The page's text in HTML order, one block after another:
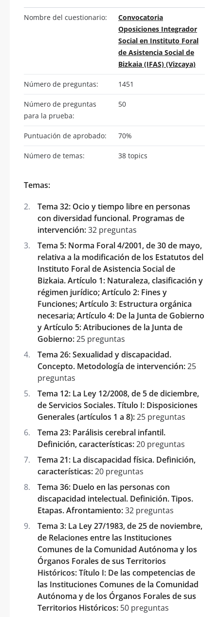
Nombre del cuestionario:
Convocatoria
Oposiciones Integrador
Social en Instituto Foral
de Asistencia Social de
Bizkaia (IFAS) (Vizcaya)
Número de preguntas: 1451
Número de preguntas
para la prueba:
50
Puntuación de aprobado: 70%
Número de temas: 38 topics
Temas:
Tema 32: Ocio y tiempo libre en personas
con diversidad funcional. Programas de
intervención:32 preguntas
Tema 5: Norma Foral 4/2001, de 30 de mayo,
relativa a la modificación de los Estatutos del
Instituto Foral de Asistencia Social de
Bizkaia. Artículo 1: Naturaleza, clasificación y
régimen jurídico; Artículo 2: Fines y
Funciones; Artículo 3: Estructura orgánica
necesaria; Artículo 4: De la Junta de Gobierno
y Artículo 5: Atribuciones de la Junta de
Gobierno:25 preguntas
Tema 26: Sexualidad y discapacidad.
Concepto. Metodología de intervención:25
preguntas
Tema 12: La Ley 12/2008, de 5 de diciembre,
de Servicios Sociales. Título I: Disposiciones
Generales (artículos 1 a 8):25 preguntas
Tema 23: Parálisis cerebral infantil.
Definición, características:20 preguntas
Tema 21: La discapacidad física. Definición,
características:20 preguntas
Tema 36: Duelo en las personas con
discapacidad intelectual. Definición. Tipos.
Etapas. Afrontamiento:32 preguntas
Tema 3: La Ley 27/1983, de 25 de noviembre,
de Relaciones entre las Instituciones
Comunes de la Comunidad Autónoma y los
Órganos Forales de sus Territorios
Históricos: Título I: De las competencias de
las Instituciones Comunes de la Comunidad
Autónoma y de los Órganos Forales de sus
Territorios Históricos: 50 preguntas